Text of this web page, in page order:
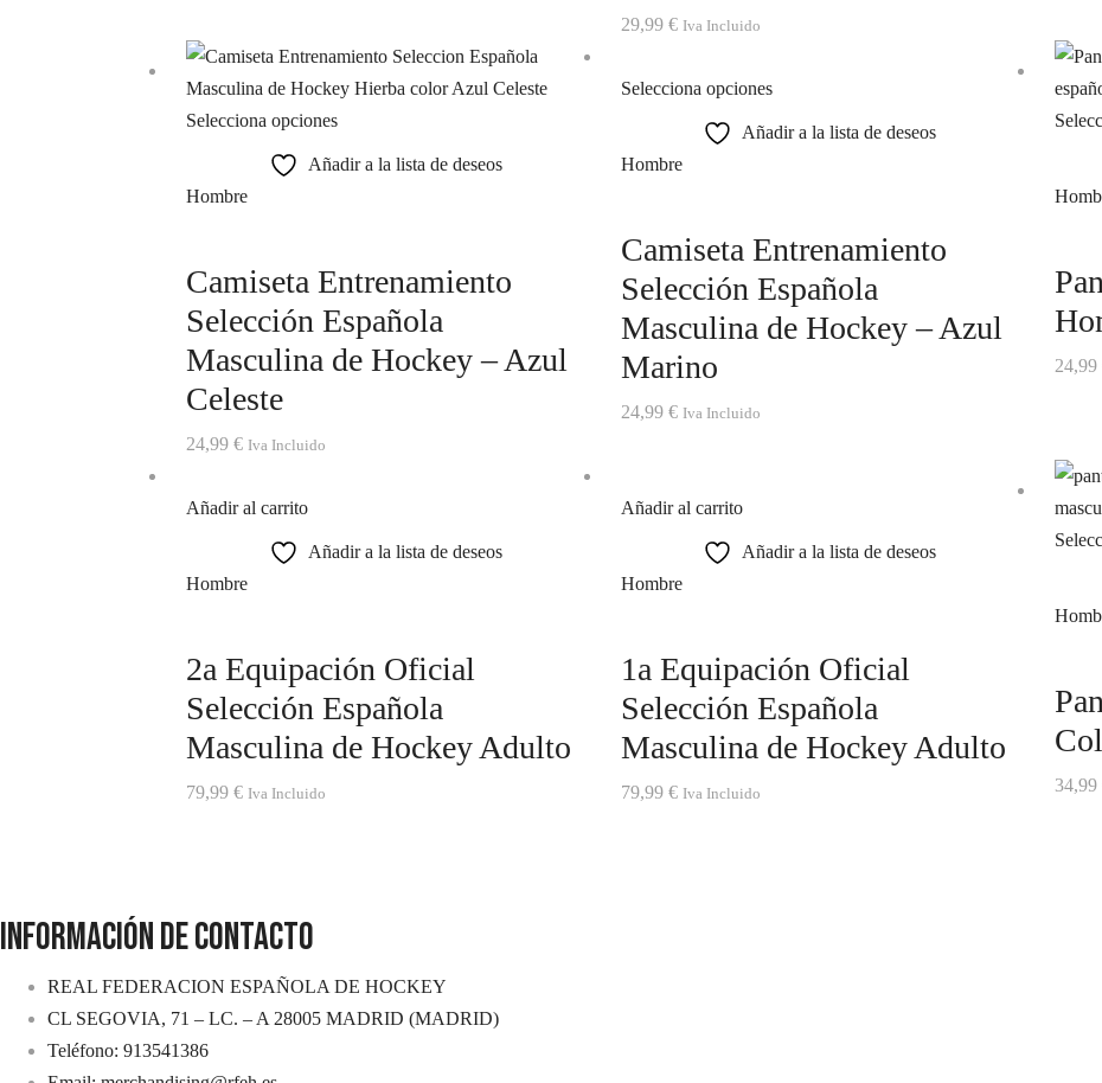
29,99 € Iva Incluido
Selecciona opciones
Añadir a la lista de deseos
Hombre
Camiseta Entrenamiento
Selección Española
Masculina de Hockey – Azul
Celeste
24,99 € Iva Incluido
Selecciona opciones
Añadir a la lista de deseos
Hombre
Camiseta Entrenamiento
Selección Española
Masculina de Hockey – Azul
Marino
24,99 € Iva Incluido
24,99
Añadir al carrito
Añadir a la lista de deseos
Hombre
2a Equipación Oficial
Selección Española
Masculina de Hockey Adulto
79,99 € Iva Incluido
Añadir al carrito
Añadir a la lista de deseos
Hombre
1a Equipación Oficial
Selección Española
Masculina de Hockey Adulto
79,99 € Iva Incluido 34,99
INFORMACIÓN DE CONTACTO
REAL FEDERACION ESPAÑOLA DE HOCKEY
CL SEGOVIA, 71 – LC. – A 28005 MADRID (MADRID)
Teléfono: 913541386